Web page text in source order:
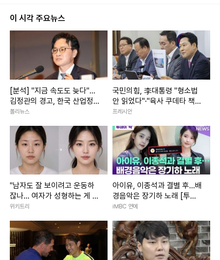
이 시각 주요뉴스
[분석] "지금 속도도 늦다"…
김정관의 경고, 한국 산업정
책 '속도전' 시대로 전환되나
폴리뉴스
국민의힘, 李대통령 "형소법
안 읽었다"·"육사 쿠데타 책
임" 발언 맹공
프레시안
"남자도 잘 보이려고 운동하
잖나... 여자가 성형하는 게 대
체 왜 문제냐"
위키트리
아이유, 이종석과 결별 후…배
경음악은 장기하 노래 [투데
이픽]
iMBC 연예